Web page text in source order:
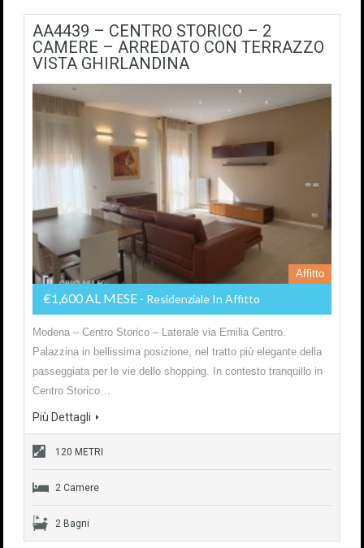
AA4439 – CENTRO STORICO – 2
CAMERE – ARREDATO CON TERRAZZO
VISTA GHIRLANDINA
Affitto
€1,600 AL MESE - Residenziale In Affitto
Modena – Centro Storico – Laterale via Emilia Centro.
Palazzina in bellissima posizione, nel tratto più elegante della
passeggiata per le vie dello shopping. In contesto tranquillo in
Centro Storico…
Più Dettagli
120 METRI
2 Camere
2 Bagni